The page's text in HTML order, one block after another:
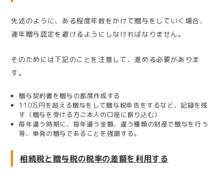
先述のように、ある程度年数をかけて贈与をしていく場合、
連年贈与認定を避けるようにしなければなりません。
そのためには下記のことを注意して、進める必要がありま
す。
贈与契約書を贈与の都度作成する
110万円を超える贈与をして贈与税申告をするなど、記録を残
す（贈与を受ける方ご本人の口座に振り込む）
毎年違う時期に、毎年違う金額、違う種類の財産で贈与を行う
等、単発の贈与であることを強調する。
相続税と贈与税の税率の差額を利用する